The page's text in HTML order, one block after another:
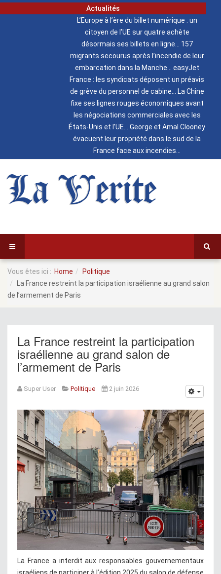
Actualités
L’Europe à l’ère du billet numérique : un
citoyen de l’UE sur quatre achète
désormais ses billets en ligne
157
migrants secourus après l’incendie de leur
embarcation dans la Manche
easyJet
France : les syndicats déposent un préavis
de grève du personnel de cabine
La Chine
fixe ses lignes rouges économiques avant
les négociations commerciales avec les
États-Unis et l’UE
George et Amal Clooney
évacuent leur propriété dans le sud de la
France face aux incendies
La Verite
Vous êtes ici : Home
Politique
La France restreint la participation israélienne au grand salon
de l’armement de Paris
La France restreint la participation
israélienne au grand salon de
l’armement de Paris
Super User Politique 2 juin 2026
La France a interdit aux responsables gouvernementaux
israéliens de participer à l’édition 2025 du salon de défense